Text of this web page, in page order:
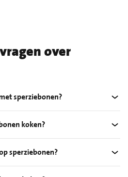
over
sperziebonen?
koken?
sperziebonen?